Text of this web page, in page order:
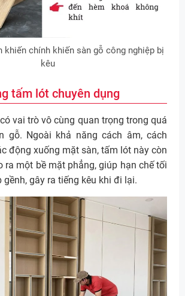
khiến chính khiến sàn gỗ công nghiệp bị
kêu
tấm lót chuyên dụng
vai trò vô cùng quan trọng trong quá
gỗ. Ngoài khả năng cách âm, cách
động xuống mặt sàn, tấm lót này còn
ra một bề mặt phẳng, giúp hạn chế tối
gây ra tiếng kêu khi đi lại.